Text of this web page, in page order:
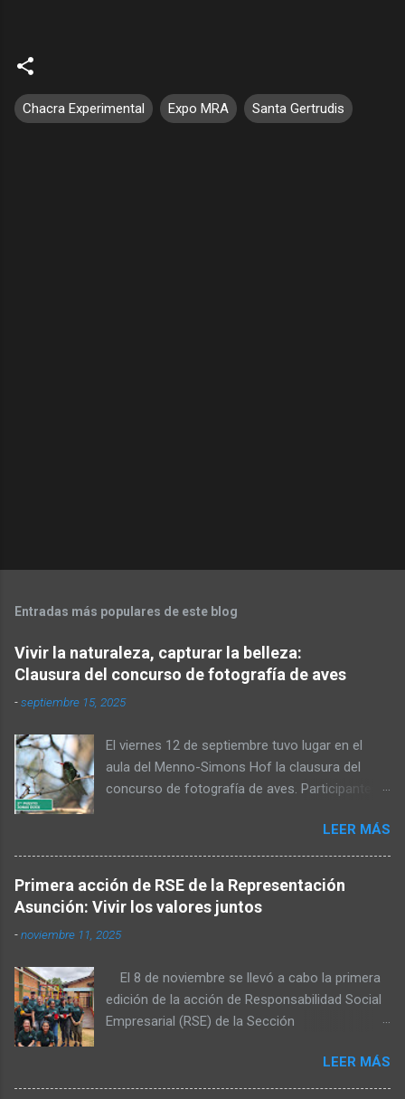
Chacra Experimental Expo MRA Santa Gertrudis
Entradas más populares de este blog
Vivir la naturaleza, capturar la belleza:
Clausura del concurso de fotografía de aves
-septiembre 15, 2025
El viernes 12 de septiembre tuvo lugar en el
aula del Menno-Simons Hof la clausura del
concurso de fotografía de aves. Participantes,
naturaleza se reunieron para admirar las fotos
premiadas y cerrar juntos el concurso. Al inicio,
Elvin Rempel dio la bienvenida a los presentes.
Posteriormente, el miembro del Consejo de
Administración, Stefan Dück, habló sobre la
belleza del Chaco y felicitó a los participantes
6:36 y señaló que una parte de las fotografías
será publicada en el calendario del próximo
año. También expresó su agradecimiento a los
realización del concurso. A continuación, Elvin
Rempel explicó que el Comité de Conservación
LEER MÁS
Primera acción de RSE de la Representación
Asunción: Vivir los valores juntos
-noviembre 11, 2025
El 8 de noviembre se llevó a cabo la primera
edición de la acción de Responsabilidad Social
Empresarial (RSE) de la Sección
área de Desarrollo Organizacional (D.O.). El
objetivo de esta iniciativa fue reflejar los
LEER MÁS